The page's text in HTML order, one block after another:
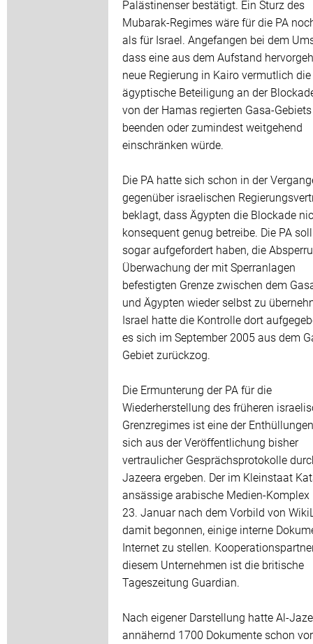
Palästinenser bestätigt. Ein Sturz des
Mubarak-Regimes wäre für die PA
als für Israel. Angefangen bei dem
dass eine aus dem Aufstand
neue Regierung in Kairo vermutlich die
ägyptische Beteiligung an der
von der Hamas regierten Gasa-Gebiets
beenden oder zumindest weitgehend
einschränken würde.
Die PA hatte sich schon in der
gegenüber israelischen
beklagt, dass Ägypten die Blockade
konsequent genug betreibe. Die PA
sogar aufgefordert haben, die
Überwachung der mit Sperranlagen
befestigten Grenze zwischen dem
und Ägypten wieder selbst zu
Israel hatte die Kontrolle dort
es sich im September 2005 aus dem
Gebiet zurückzog.
Die Ermunterung der PA für die
Wiederherstellung des früheren
Grenzregimes ist eine der
sich aus der Veröffentlichung bisher
vertraulicher Gesprächsprotokolle
Jazeera ergeben. Der im Kleinstaat
ansässige arabische Medien-
23. Januar nach dem Vorbild von
damit begonnen, einige interne
Internet zu stellen.
diesem Unternehmen ist die britische
Tageszeitung Guardian.
Nach eigener Darstellung hatte Al-
annähernd 1700 Dokumente schon vor